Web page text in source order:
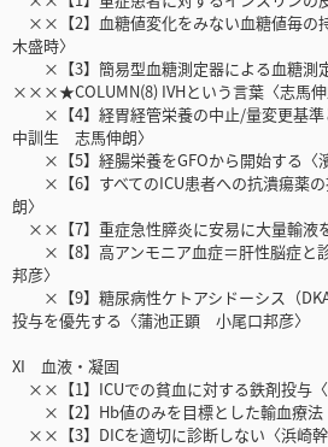
××【2】血糖値変化をみない血糖値毎の
木盛時〉
×【3】簡易型血糖測定器による血糖測定
×××★COLUMN(8) IVHという言葉〈志馬伸
×【4】経胃経管栄養の中止/量変更基準
中訓生 志馬伸朗〉
×【5】経腸栄養をGFOから開始する〈
×【6】すべてのICU患者への抗潰瘍薬
朗〉
××【7】重症急性膵炎に安易に大量輸液
×【8】高アンモニア血症＝肝性脳症と
邦彦〉
×【9】糖尿病性ケトアシドーシス（
投与を優先する〈蒲池正顕 小尾口邦彦〉
XI 血液・凝固
××【1】ICUでの貧血に対する鉄剤投与
×【2】Hb値のみを目標とした輸血療法
××【3】DICを適切に診断しない〈浜崎